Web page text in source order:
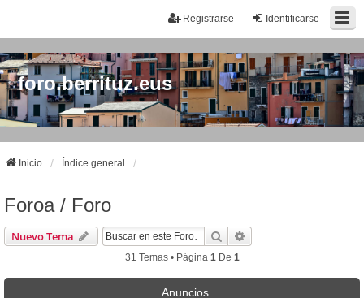
Identificarse
Registrarse
foro.berrituz.eus
Inicio Índice general
Foroa / Foro
Nuevo Tema Buscar
31 Temas • Página 1 De 1
Anuncios